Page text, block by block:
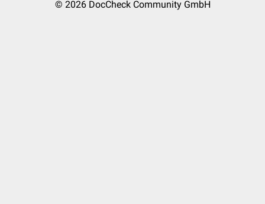
© 2026 DocCheck Community GmbH